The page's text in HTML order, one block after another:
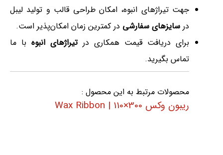
جهت تیراژهای انبوه، امکان طراحی قالب و تولید لیبل
در سایزهای سفارشی در کمترین زمان امکان‌پذیر است.
برای دریافت قیمت همکاری درتیراژهای انبوه با ما
تماس بگیرید.
محصولات مرتبط به این محصول :
ریبون وکس 300×110 | Wax Ribbon